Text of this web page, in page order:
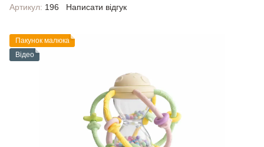
Артикул: 196 Написати відгук
Пакунок малюка
Відео